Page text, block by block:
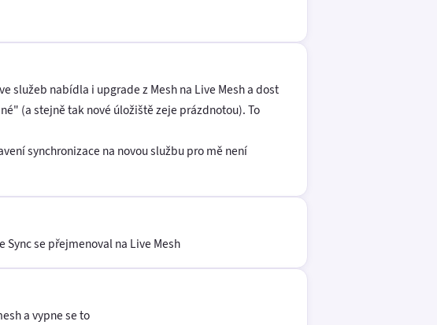
služeb nabídla i upgrade z Mesh na Live Mesh a dost
(a stejně tak nové úložiště zeje prázdnotou). To
synchronizace na novou službu pro mě není
se přejmenoval na Live Mesh
a vypne se to